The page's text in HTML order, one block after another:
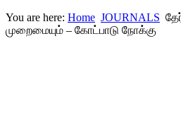
You are here: Home JOURNALS
முறைமையும் – கோட்பாடு நோக்கு